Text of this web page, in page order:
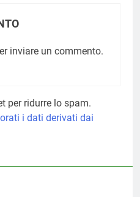
inviare un commento.
per ridurre lo spam.
i dati derivati dai